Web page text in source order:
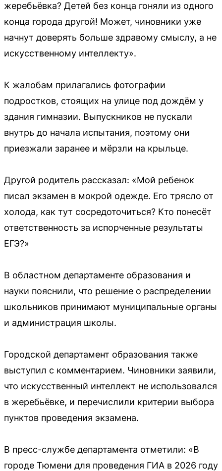
жеребьёвка? Детей без конца гоняли из одного
конца города другой! Может, чиновники уже
начнут доверять больше здравому смыслу, а не
искусственному интеллекту».
К жалобам прилагались фотографии
подростков, стоящих на улице под дождём у
здания гимназии. Выпускников не пускали
внутрь до начала испытания, поэтому они
приезжали заранее и мёрзли на крыльце.
Другой родитель рассказал: «Мой ребенок
писал экзамен в мокрой одежде. Его трясло от
холода, как тут сосредоточиться? Кто понесёт
ответственность за испорченные результаты
ЕГЭ?»
В областном департаменте образования и
науки пояснили, что решение о распределении
школьников принимают муниципальные органы
и администрация школы.
Городской департамент образования также
выступил с комментарием. Чиновники заявили,
что искусственный интеллект не использовался
в жеребьёвке, и перечислили критерии выбора
пунктов проведения экзамена.
В пресс-службе департамента отметили: «В
городе Тюмени для проведения ГИА в 2026 году